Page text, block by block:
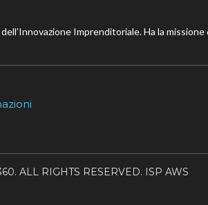
Imprenditoriale. Ha la
ALL RIGHTS RESERVED. ISP AWS